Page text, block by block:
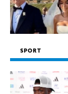
SPORT